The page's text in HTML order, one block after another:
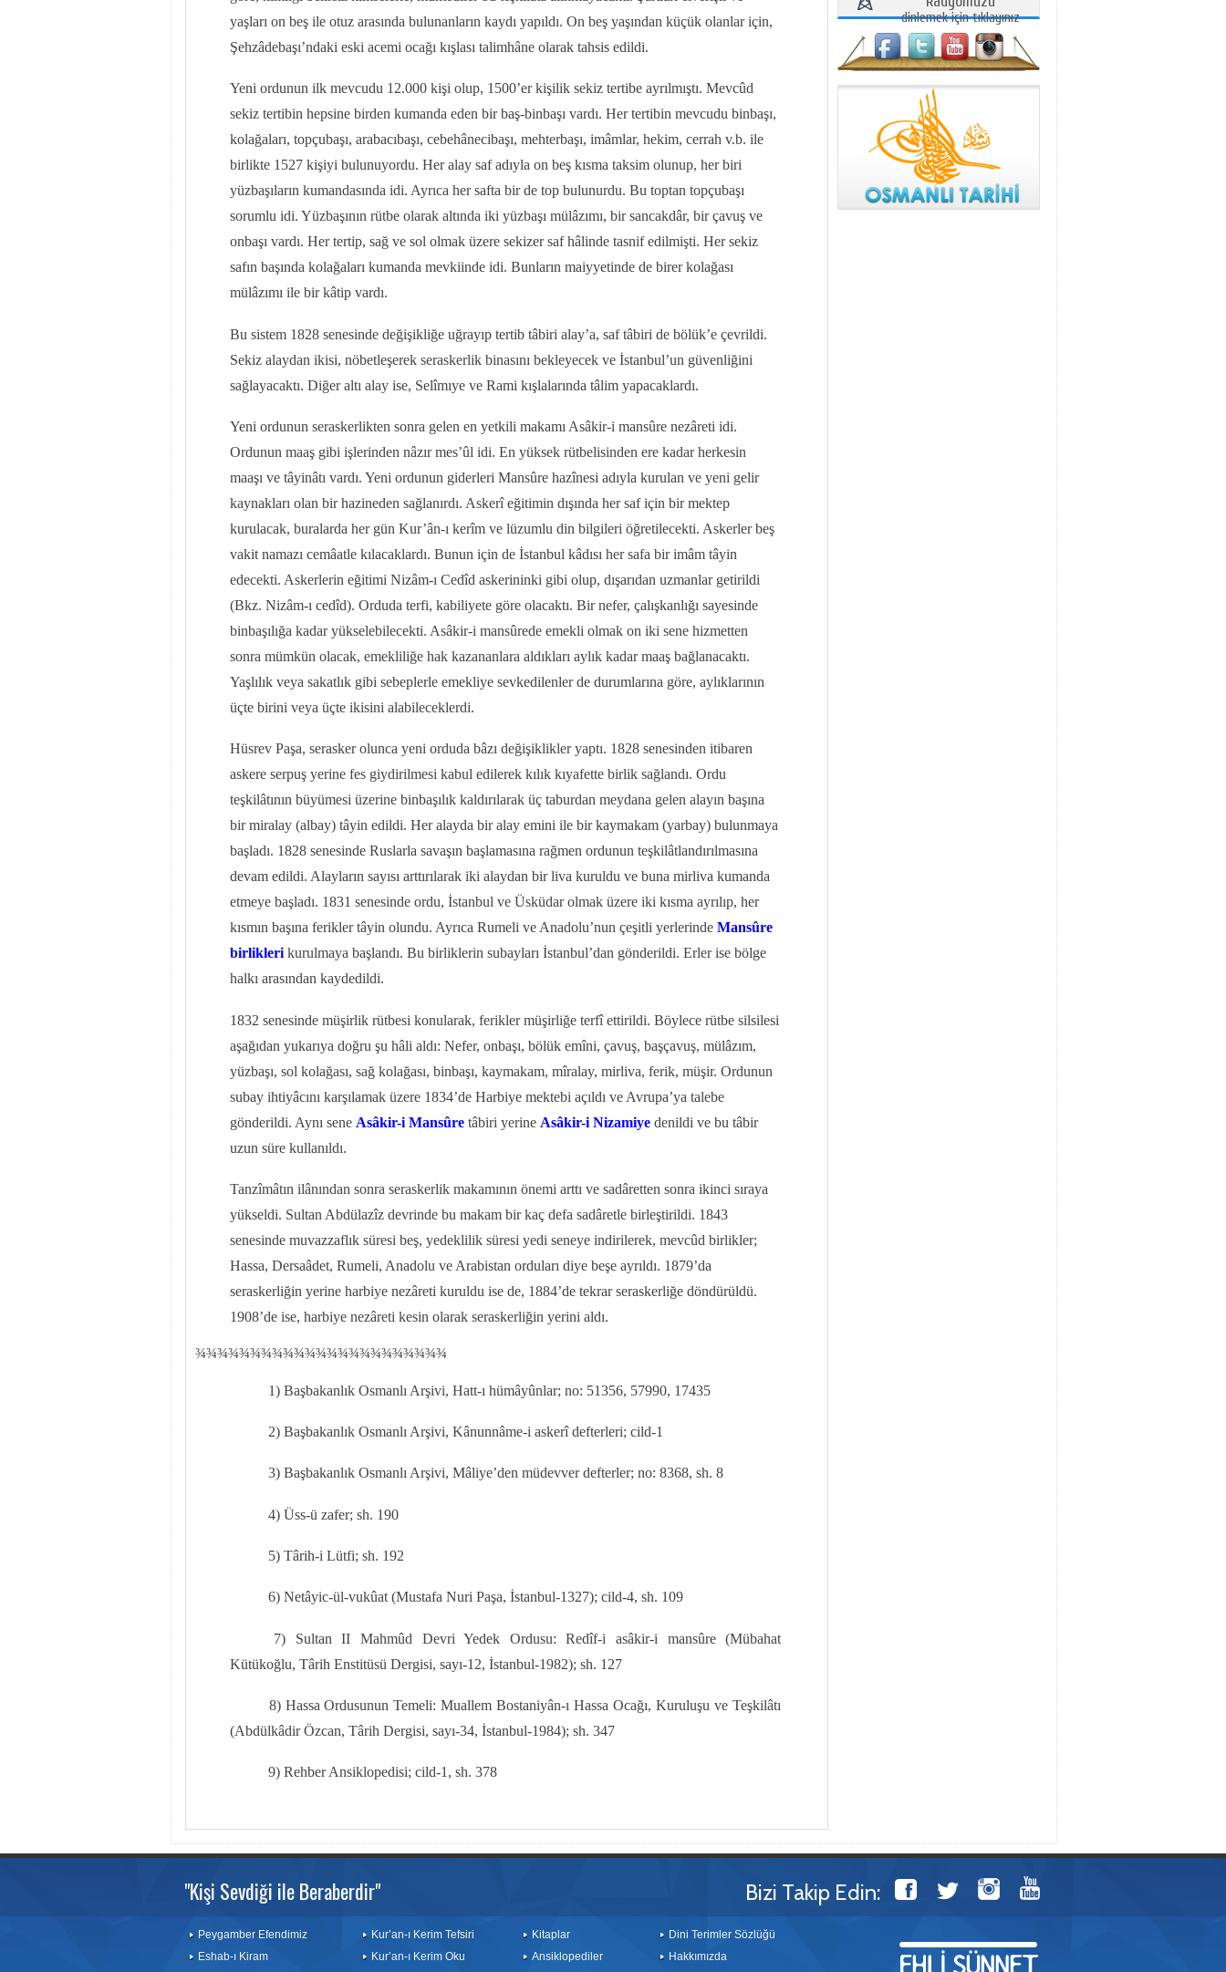
yaşları on beş ile otuz arasında bulunanların kaydı yapıldı. On beş yaşından küçük olanlar için,
Şehzâdebaşı’ndaki eski acemi ocağı kışlası talimhâne olarak tahsis edildi.
Yeni ordunun ilk mevcudu 12.000 kişi olup, 1500’er kişilik sekiz tertibe ayrılmıştı. Mevcûd
sekiz tertibin hepsine birden kumanda eden bir baş-binbaşı vardı. Her tertibin mevcudu binbaşı,
kolağaları, topçubaşı, arabacıbaşı, cebehânecibaşı, mehterbaşı, imâmlar, hekim, cerrah v.b. ile
birlikte 1527 kişiyi bulunuyordu. Her alay saf adıyla on beş kısma taksim olunup, her biri
yüzbaşıların kumandasında idi. Ayrıca her safta bir de top bulunurdu. Bu toptan topçubaşı
sorumlu idi. Yüzbaşının rütbe olarak altında iki yüzbaşı mülâzımı, bir sancakdâr, bir çavuş ve
onbaşı vardı. Her tertip, sağ ve sol olmak üzere sekizer saf hâlinde tasnif edilmişti. Her sekiz
safın başında kolağaları kumanda mevkiinde idi. Bunların maiyyetinde de birer kolağası
mülâzımı ile bir kâtip vardı.
Bu sistem 1828 senesinde değişikliğe uğrayıp tertib tâbiri alay’a, saf tâbiri de bölük’e çevrildi.
Sekiz alaydan ikisi, nöbetleşerek seraskerlik binasını bekleyecek ve İstanbul’un güvenliğini
sağlayacaktı. Diğer altı alay ise, Selîmıye ve Rami kışlalarında tâlim yapacaklardı.
Yeni ordunun seraskerlikten sonra gelen en yetkili makamı Asâkir-i mansûre nezâreti idi.
Ordunun maaş gibi işlerinden nâzır mes’ûl idi. En yüksek rütbelisinden ere kadar herkesin
maaşı ve tâyinâtı vardı. Yeni ordunun giderleri Mansûre hazînesi adıyla kurulan ve yeni gelir
kaynakları olan bir hazineden sağlanırdı. Askerî eğitimin dışında her saf için bir mektep
kurulacak, buralarda her gün Kur’ân-ı kerîm ve lüzumlu din bilgileri öğretilecekti. Askerler beş
vakit namazı cemâatle kılacaklardı. Bunun için de İstanbul kâdısı her safa bir imâm tâyin
edecekti. Askerlerin eğitimi Nizâm-ı Cedîd askerininki gibi olup, dışarıdan uzmanlar getirildi
(Bkz. Nizâm-ı cedîd). Orduda terfi, kabiliyete göre olacaktı. Bir nefer, çalışkanlığı sayesinde
binbaşılığa kadar yükselebilecekti. Asâkir-i mansûrede emekli olmak on iki sene hizmetten
sonra mümkün olacak, emekliliğe hak kazananlara aldıkları aylık kadar maaş bağlanacaktı.
Yaşlılık veya sakatlık gibi sebeplerle emekliye sevkedilenler de durumlarına göre, aylıklarının
üçte birini veya üçte ikisini alabileceklerdi.
Hüsrev Paşa, serasker olunca yeni orduda bâzı değişiklikler yaptı. 1828 senesinden itibaren
askere serpuş yerine fes giydirilmesi kabul edilerek kılık kıyafette birlik sağlandı. Ordu
teşkilâtının büyümesi üzerine binbaşılık kaldırılarak üç taburdan meydana gelen alayın başına
bir miralay (albay) tâyin edildi. Her alayda bir alay emini ile bir kaymakam (yarbay) bulunmaya
başladı. 1828 senesinde Ruslarla savaşın başlamasına rağmen ordunun teşkilâtlandırılmasına
devam edildi. Alayların sayısı arttırılarak iki alaydan bir liva kuruldu ve buna mirliva kumanda
etmeye başladı. 1831 senesinde ordu, İstanbul ve Üsküdar olmak üzere iki kısma ayrılıp, her
kısmın başına ferikler tâyin olundu. Ayrıca Rumeli ve Anadolu’nun çeşitli yerlerinde Mansûre
birliklerikurulmaya başlandı. Bu birliklerin subayları İstanbul’dan gönderildi. Erler ise bölge
halkı arasından kaydedildi.
1832 senesinde müşirlik rütbesi konularak, ferikler müşirliğe terfî ettirildi. Böylece rütbe silsilesi
aşağıdan yukarıya doğru şu hâli aldı: Nefer, onbaşı, bölük emîni, çavuş, başçavuş, mülâzım,
yüzbaşı, sol kolağası, sağ kolağası, binbaşı, kaymakam, mîralay, mirliva, ferik, müşir. Ordunun
subay ihtiyâcını karşılamak üzere 1834’de Harbiye mektebi açıldı ve Avrupa’ya talebe
gönderildi. Aynı sene Asâkir-i Mansûretâbiri yerine Asâkir-i Nizamiyedenildi ve bu tâbir
uzun süre kullanıldı.
Tanzîmâtın ilânından sonra seraskerlik makamının önemi arttı ve sadâretten sonra ikinci sıraya
yükseldi. Sultan Abdülazîz devrinde bu makam bir kaç defa sadâretle birleştirildi. 1843
senesinde muvazzaflık süresi beş, yedeklilik süresi yedi seneye indirilerek, mevcûd birlikler;
Hassa, Dersaâdet, Rumeli, Anadolu ve Arabistan orduları diye beşe ayrıldı. 1879’da
seraskerliğin yerine harbiye nezâreti kuruldu ise de, 1884’de tekrar seraskerliğe döndürüldü.
1908’de ise, harbiye nezâreti kesin olarak seraskerliğin yerini aldı.
¾¾¾¾¾¾¾¾¾¾¾¾¾¾¾¾¾¾¾¾¾¾¾
1) Başbakanlık Osmanlı Arşivi, Hatt-ı hümâyûnlar; no: 51356, 57990, 17435
2) Başbakanlık Osmanlı Arşivi, Kânunnâme-i askerî defterleri; cild-1
3) Başbakanlık Osmanlı Arşivi, Mâliye’den müdevver defterler; no: 8368, sh. 8
4) Üss-ü zafer; sh. 190
5) Târih-i Lütfi; sh. 192
6) Netâyic-ül-vukûat (Mustafa Nuri Paşa, İstanbul-1327); cild-4, sh. 109
7) Sultan II Mahmûd Devri Yedek Ordusu: Redîf-i asâkir-i mansûre (Mübahat
Kütükoğlu, Târih Enstitüsü Dergisi, sayı-12, İstanbul-1982); sh. 127
8) Hassa Ordusunun Temeli: Muallem Bostaniyân-ı Hassa Ocağı, Kuruluşu ve Teşkilâtı
(Abdülkâdir Özcan, Târih Dergisi, sayı-34, İstanbul-1984); sh. 347
9) Rehber Ansiklopedisi; cild-1, sh. 378
dinlemek için tıklayınız
"Kişi Sevdiği ile Beraberdir" Bizi Takip Edin:
Peygamber Efendimiz
Eshab-ı Kiram
Kur’an-ı Kerim Tefsiri
Kur’an-ı Kerim Oku
Kitaplar
Ansiklopediler
Dini Terimler Sözlüğü
Hakkımızda